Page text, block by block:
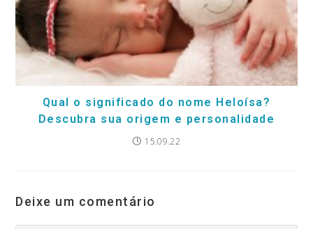
Qual o significado do nome Heloísa?
Descubra sua origem e personalidade
15.09.22
Deixe um comentário